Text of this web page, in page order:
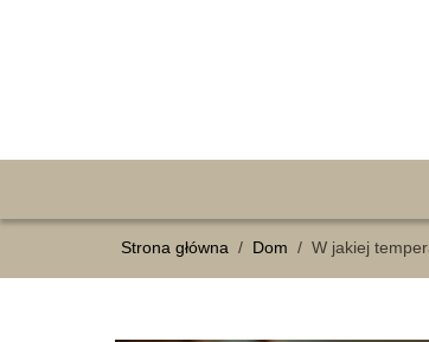
Strona główna / Dom / W jakiej